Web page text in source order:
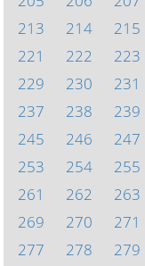
213
214 215
221
222 223
229
230 231
237
238 239
245
246 247
253
254 255
261
262 263
269
270 271
277
278 279